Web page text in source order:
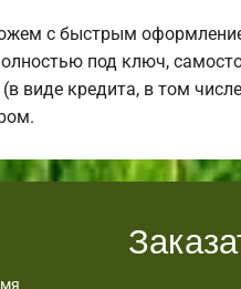
с быстрым
под ключ,
виде кредита, в том